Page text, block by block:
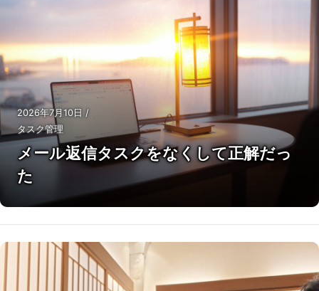
2026年7月10日/
タスク管理
メール返信タスクをなくして正解だっ
た